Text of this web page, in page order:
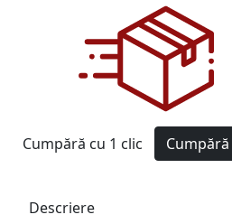
Cumpără cu 1 clic Cumpără
Descriere